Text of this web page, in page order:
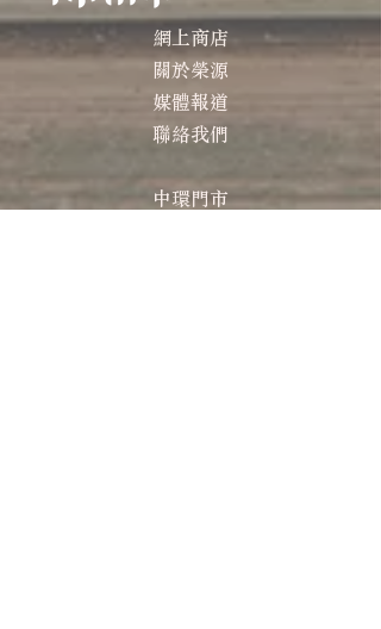
網上商店
關於榮源
​​媒體報道
聯絡我們
中環門市